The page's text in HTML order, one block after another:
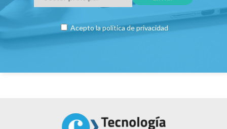
Acepto lapolítica de privacidad